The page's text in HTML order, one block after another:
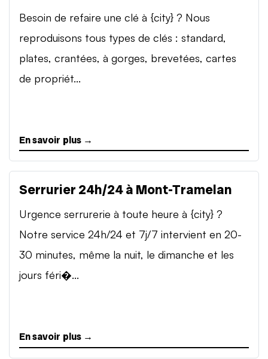
Besoin de refaire une clé à {city} ? Nous
reproduisons tous types de clés : standard,
plates, crantées, à gorges, brevetées, cartes
de propriét...
En savoir plus →
Serrurier 24h/24 à Mont-Tramelan
Urgence serrurerie à toute heure à {city} ?
Notre service 24h/24 et 7j/7 intervient en 20-
30 minutes, même la nuit, le dimanche et les
jours féri�...
En savoir plus →